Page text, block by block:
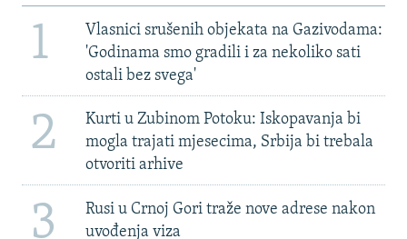
1
Vlasnici srušenih objekata na Gazivodama:
'Godinama smo gradili i za nekoliko sati
ostali bez svega'
2
Kurti u Zubinom Potoku: Iskopavanja bi
mogla trajati mjesecima, Srbija bi trebala
otvoriti arhive
3
Rusi u Crnoj Gori traže nove adrese nakon
uvođenja viza